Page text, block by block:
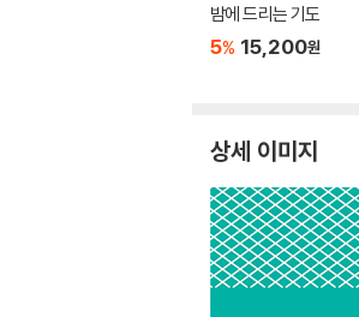
밤에 드리는 기도
5% 15,200원
상세 이미지